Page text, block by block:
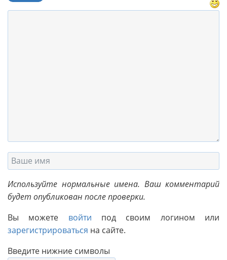
Используйте нормальные имена. Ваш комментарий
будет опубликован после проверки.
Вы можете войти под своим логином или
зарегистрироваться на сайте.
Введите нижние символы